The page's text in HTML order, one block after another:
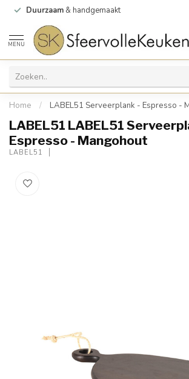
Duurzaam & handgemaakt
MENU
Home / LABEL51 Serveerplank - Espresso -
LABEL51 LABEL51
Espresso - Mangohout
LABEL51